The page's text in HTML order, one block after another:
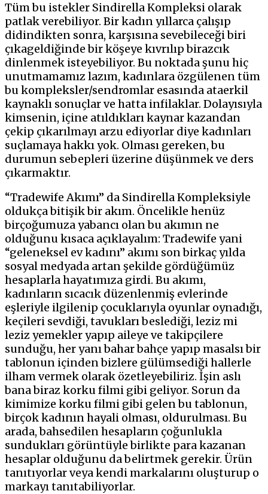
Tüm bu istekler Sindirella Kompleksi olarak
patlak verebiliyor. Bir kadın yıllarca çalışıp
didindikten sonra, karşısına sevebileceği biri
çıkageldiğinde bir köşeye kıvrılıp birazcık
dinlenmek isteyebiliyor. Bu noktada şunu hiç
unutmamamız lazım, kadınlara özgülenen tüm
bu kompleksler/sendromlar esasında ataerkil
kaynaklı sonuçlar ve hatta infilaklar. Dolayısıyla
kimsenin, içine atıldıkları kaynar kazandan
çekip çıkarılmayı arzu ediyorlar diye kadınları
suçlamaya hakkı yok. Olması gereken, bu
durumun sebepleri üzerine düşünmek ve ders
çıkarmaktır.
“Tradewife Akımı” da Sindirella Kompleksiyle
oldukça bitişik bir akım. Öncelikle henüz
birçoğumuza yabancı olan bu akımın ne
olduğunu kısaca açıklayalım: Tradewife yani
“geleneksel ev kadını” akımı son birkaç yılda
sosyal medyada artan şekilde gördüğümüz
hesaplarla hayatımıza girdi. Bu akımı,
kadınların sıcacık düzenlenmiş evlerinde
eşleriyle ilgilenip çocuklarıyla oyunlar oynadığı,
keçileri sevdiği, tavukları beslediği, leziz mi
leziz yemekler yapıp aileye ve takipçilere
sunduğu, her yanı bahar bahçe yapıp masalsı bir
tablonun içinden bizlere gülümsediği hallerle
ilham vermek olarak özetleyebiliriz. İşin aslı
bana biraz korku filmi gibi geliyor. Sorun da
kimimize korku filmi gibi gelen bu tablonun,
birçok kadının hayali olması, oldurulması. Bu
arada, bahsedilen hesapların çoğunlukla
sundukları görüntüyle birlikte para kazanan
hesaplar olduğunu da belirtmek gerekir. Ürün
tanıtıyorlar veya kendi markalarını oluşturup o
markayı tanıtabiliyorlar.